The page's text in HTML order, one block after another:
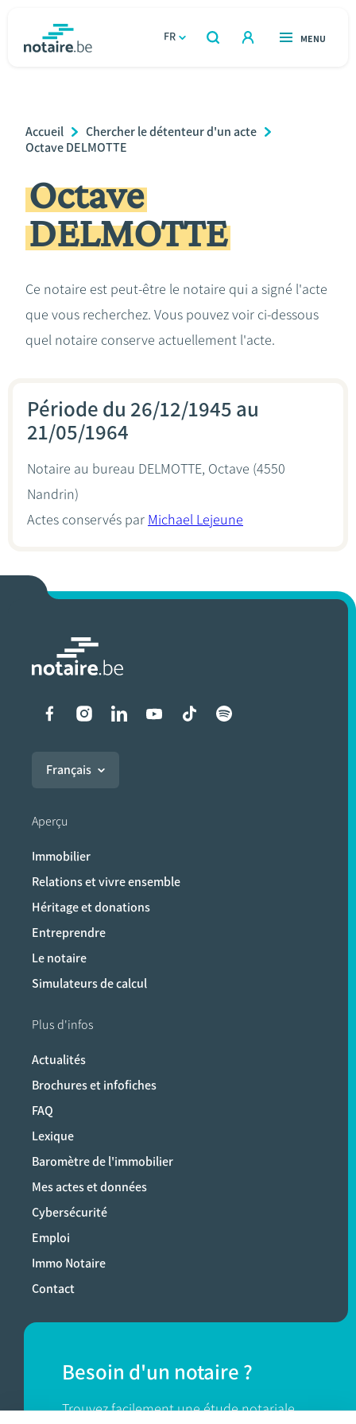
FR
OUVERT
RECHERCHER
OUVERT
MENU
Relations et vivre ensemble
Héritage et donations
Entreprendre
Calculateurs
Breadcrumb
Accueil
Chercher le détenteur d'un acte
Octave DELMOTTE
Octave
DELMOTTE
Ce notaire est peut-être le notaire qui a signé l'acte
que vous recherchez. Vous pouvez voir ci-dessous
quel notaire conserve actuellement l'acte.
Période du 26/12/1945 au
21/05/1964
Notaire au bureau DELMOTTE, Octave (4550
Nandrin)
Actes conservés par Michael Lejeune
Liens vers les réseaux
Français
Aperçu
Immobilier
Relations et vivre ensemble
Héritage et donations
Entreprendre
Le notaire
Simulateurs de calcul
Plus d'infos
Actualités
Brochures et infofiches
FAQ
Lexique
Baromètre de l'immobilier
Mes actes et données
Cybersécurité
Emploi
Immo Notaire
Contact
Besoin d'un notaire ?
Trouvez facilement une étude notariale